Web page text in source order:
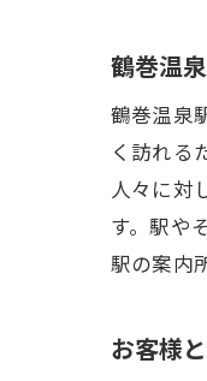
鶴巻温
鶴巻温泉
く訪れる
人々に対
す。駅や
駅の案内
お客様